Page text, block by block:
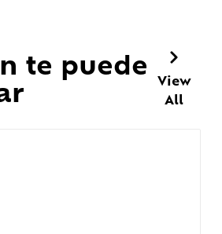
te puede
View
All